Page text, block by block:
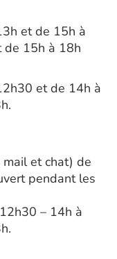
et de 15h à
de 15h à 18h
et de 14h à
et chat) de
pendant les
– 14h à